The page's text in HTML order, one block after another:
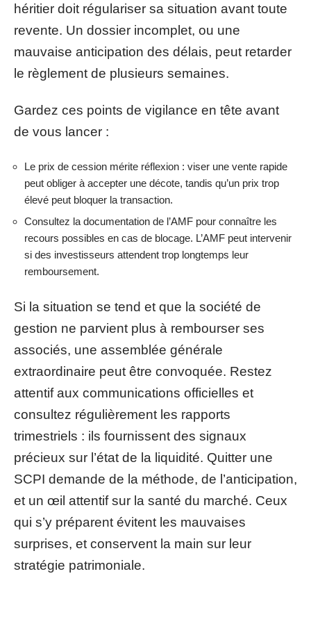
héritier doit régulariser sa situation avant toute
revente. Un dossier incomplet, ou une
mauvaise anticipation des délais, peut retarder
le règlement de plusieurs semaines.
Gardez ces points de vigilance en tête avant
de vous lancer :
Le prix de cession mérite réflexion : viser une vente rapide
peut obliger à accepter une décote, tandis qu’un prix trop
élevé peut bloquer la transaction.
Consultez la documentation de l’AMF pour connaître les
recours possibles en cas de blocage. L’AMF peut intervenir
si des investisseurs attendent trop longtemps leur
remboursement.
Si la situation se tend et que la société de
gestion ne parvient plus à rembourser ses
associés, une assemblée générale
extraordinaire peut être convoquée. Restez
attentif aux communications officielles et
consultez régulièrement les rapports
trimestriels : ils fournissent des signaux
précieux sur l’état de la liquidité. Quitter une
SCPI demande de la méthode, de l’anticipation,
et un œil attentif sur la santé du marché. Ceux
qui s’y préparent évitent les mauvaises
surprises, et conservent la main sur leur
stratégie patrimoniale.